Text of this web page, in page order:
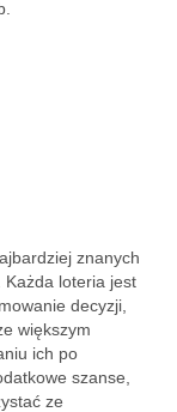
znanych
Każda loteria jest
decyzji,
większym
ich po
szanse,
ze